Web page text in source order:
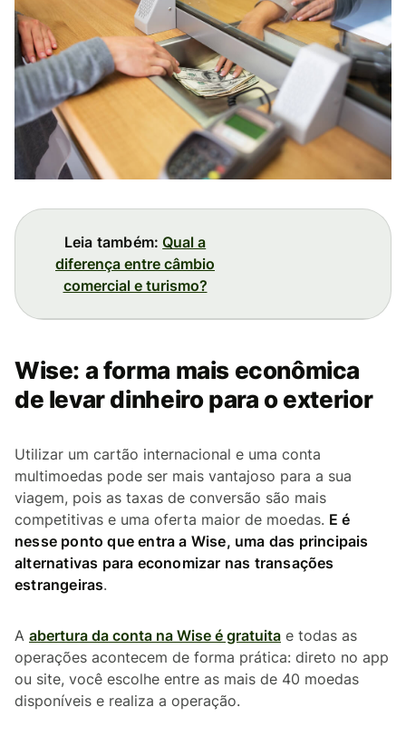
Leia também: Qual a
diferença entre câmbio
comercial e turismo?
Wise: a forma mais econômica
de levar dinheiro para o exterior
Utilizar um cartão internacional e uma conta
multimoedas pode ser mais vantajoso para a sua
viagem, pois as taxas de conversão são mais
competitivas e uma oferta maior de moedas. E é
nesse ponto que entra a Wise, uma das principais
alternativas para economizar nas transações
estrangeiras.
A abertura da conta na Wise é gratuita e todas as
operações acontecem de forma prática: direto no app
ou site, você escolhe entre as mais de 40 moedas
disponíveis e realiza a operação.